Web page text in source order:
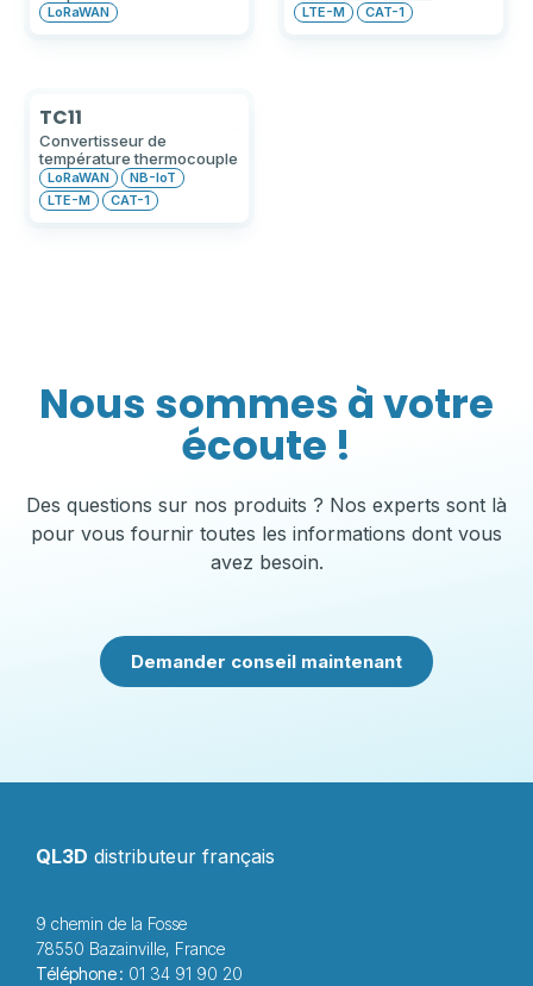
LoRaWAN
LTE-M
CAT-1
Convertisseur de
température thermocouple
LoRaWAN
NB-IoT
LTE-M
CAT-1
TC11
Nous sommes à votre
écoute !
Des questions sur nos produits ? Nos experts sont là
pour vous fournir toutes les informations dont vous
avez besoin.
Demander conseil maintenant
QL3D distributeur français
9 chemin de la Fosse
78550 Bazainville, France
Téléphone : 01 34 91 90 20